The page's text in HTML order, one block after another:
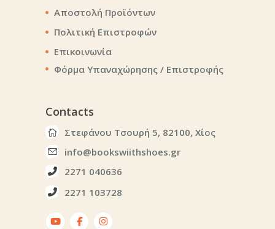
Αποστολή Προϊόντων
Πολιτική Επιστροφών
Επικοινωνία
Φόρμα Υπαναχώρησης / Επιστροφής
Contacts
Στεφάνου Τσουρή 5, 82100, Χίος
info@bookswiithshoes.gr
2271 040636
2271 103728